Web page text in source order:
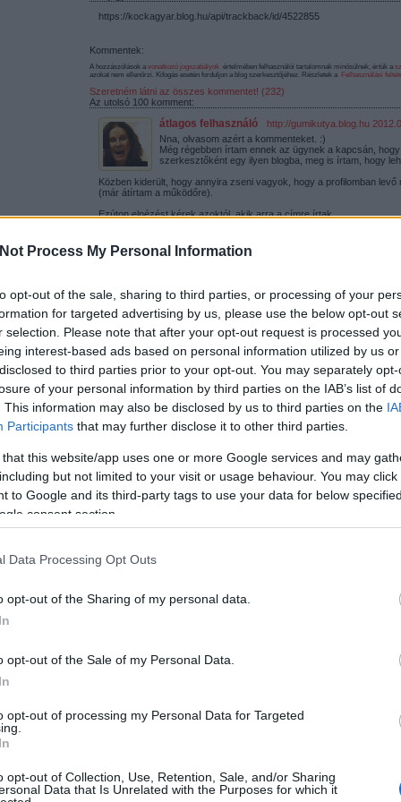
Process My Personal Information
opt-out of the sale, sharing to third parties, or processing of your
for targeted advertising by us, please use the below opt-out
selection. Please note that after your opt-out request is processed
interest-based ads based on personal information utilized by us
to third parties prior to your opt-out. You may separately
of your personal information by third parties on the IAB’s list of
This information may also be disclosed by us to third parties on the
Participants that may further disclose it to other third parties.
that this website/app uses one or more Google services and may
but not limited to your visit or usage behaviour. You may
to Google and its third-party tags to use your data for below
consent section.
Data Processing Opt Outs
opt-out of the Sharing of my personal data.
opt-out of the Sale of my Personal Data.
opt-out of processing my Personal Data for Targeted
opt-out of Collection, Use, Retention, Sale, and/or Sharing
Data that Is Unrelated with the Purposes for which it
nem tudod
kattints!
árak
https://kockagyar.blog.hu/api/trackback/id/4522855
Kommentek:
A hozzászólások a vonatkozó jogszabályokértelmében felhasználói tartalomnak minősülnek, értük a
azokat nem ellenőrzi. Kifogás esetén forduljon a blog szerkesztőjéhez. Részletek a Felhasználási
Szeretném látni az összes kommentet! (232)
Az utolsó 100 komment:
átlagos felhasználó http://gumikutya.blog.hu
Nna, olvasom azért a kommenteket. :)
Még régebben írtam ennek az ügynek a kapcsán,
szerkesztőként egy ilyen blogba, meg is írtam, hogy
Közben kiderült, hogy annyira zseni vagyok, hogy a profilomban
(már átírtam a működőre).
Ezúton elnézést kérek azoktól, akik arra a címre írtak.
A lényeg: itt vagyok, beszéljük meg és indítsuk el a dolgot! Van egy
és egyéb jobbításokkal kapcsolatban.
SomiTomi ·http://somitomi.blog.hu 2012.06.04.
@_Karesz_: Szerintem indíts új blogot, aztán majd lesz
"Tutuka blogjának" és neked sem kell megfelelned egy
hagyományozott elvárásoknak.
rrroka ·http://hosszutav.blog.hu 2012.06.04. 16:45:12
@SomyTomy
: már csak azért is mert tutuka NEM
átlagos felhasználó http://gumikutya.blog.hu
@SomyTomy
: Huh! Valamit félreértettetek! :)
Ezt meg is teszem ha összejönnek a dolgok, de felmérvén a
tudok napi minimum 1 blogbejegyzést összedobni. Mondjuk inkább
Ezért keresek olyan válalkozó szellemű kollegákat, akik tudnak,
legalább heti egy posztot.
2012.06.04.
@tutuka: az egyébként miért nem volt jó alternatíva,
infó amit szíved szerint kiraknál és nem akartál
között?